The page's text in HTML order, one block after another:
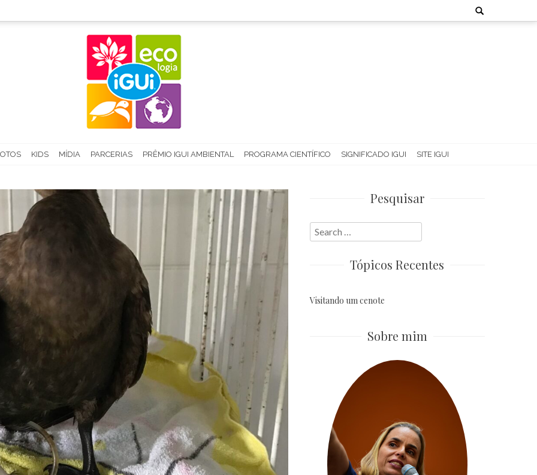
Search
for:
KIDS MÍDIA PARCERIAS PRÊMIO IGUI AMBIENTAL PROGRAMA CIENTÍFICO SIGNIFICADO IGUI SITE IGUI
Pesquisar
Search
for:
Tópicos Recentes
Visitando um cenote
Sobre mim